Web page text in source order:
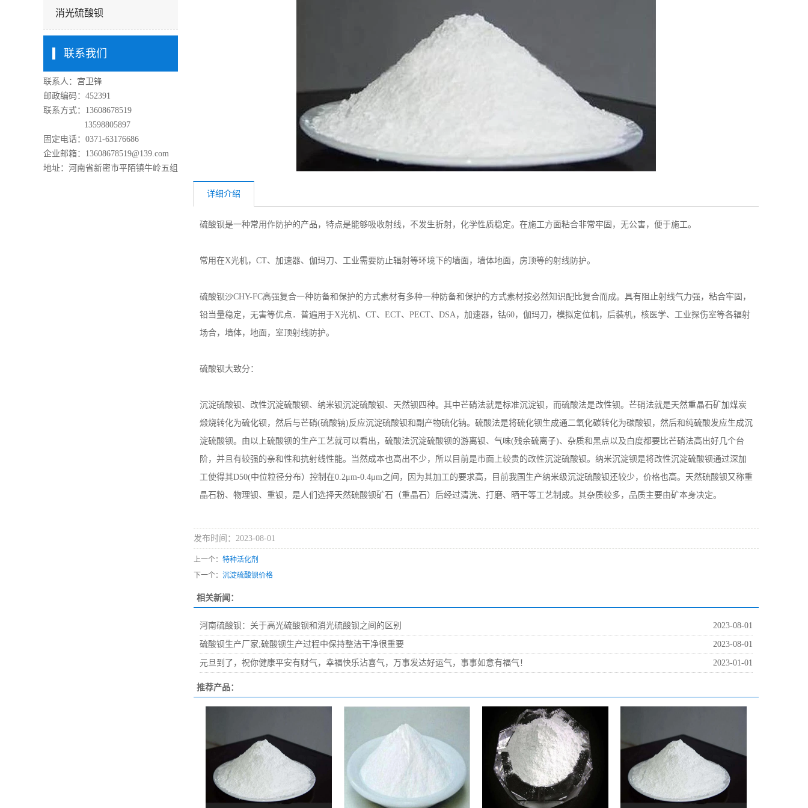
消光硫酸钡
联系我们
联系人：宫卫锋
邮政编码：452391
联系方式：13608678519
13598805897
固定电话：0371-63176686
企业邮箱：13608678519@139.com
地址：河南省新密市平陌镇牛岭五组
详细介绍
硫酸钡是一种常用作防护的产品，特点是能够吸收射线，不发生折射，化学性质稳定。在施工方面粘合非常牢固，无公害，便于施工。
常用在X光机，CT、加速器、伽玛刀、工业需要防止辐射等环境下的墙面，墙体地面，房顶等的射线防护。
硫酸钡沙CHY-FC高强复合一种防备和保护的方式素材有多种一种防备和保护的方式素材按必然知识配比复合而成。具有阻止射线气力强，粘合牢固，
铅当量稳定，无害等优点．普遍用于X光机、CT、ECT、PECT、DSA，加速器，钴60，伽玛刀，模拟定位机，后装机，核医学、工业探伤室等各辐射
场合，墙体，地面，室顶射线防护。
硫酸钡大致分：
沉淀硫酸钡、改性沉淀硫酸钡、纳米钡沉淀硫酸钡、天然钡四种。其中芒硝法就是标准沉淀钡，而硫酸法是改性钡。芒硝法就是天然重晶石矿加煤炭
煅烧转化为硫化钡，然后与芒硝(硫酸钠)反应沉淀硫酸钡和副产物硫化钠。硫酸法是将硫化钡生成通二氧化碳转化为碳酸钡，然后和纯硫酸发应生成沉
淀硫酸钡。由以上硫酸钡的生产工艺就可以看出，硫酸法沉淀硫酸钡的游离钡、气味(残余硫离子)、杂质和黑点以及白度都要比芒硝法高出好几个台
阶，并且有较强的亲和性和抗射线性能。当然成本也高出不少，所以目前是市面上较贵的改性沉淀硫酸钡。纳米沉淀钡是将改性沉淀硫酸钡通过深加
工使得其D50(中位粒径分布）控制在0.2μm-0.4μm之间，因为其加工的要求高，目前我国生产纳米级沉淀硫酸钡还较少，价格也高。天然硫酸钡又称重
晶石粉、物理钡、重钡，是人们选择天然硫酸钡矿石（重晶石）后经过清洗、打磨、晒干等工艺制成。其杂质较多，品质主要由矿本身决定。
发布时间：2023-08-01
上一个： 特种活化剂
下一个： 沉淀硫酸钡价格
相关新闻：
河南硫酸钡：关于高光硫酸钡和消光硫酸钡之间的区别 2023-08-01
硫酸钡生产厂家;硫酸钡生产过程中保持整洁干净很重要 2023-08-01
元旦到了，祝你健康平安有财气，幸福快乐沾喜气，万事发达好运气，事事如意有福气！ 2023-01-01
推荐产品：